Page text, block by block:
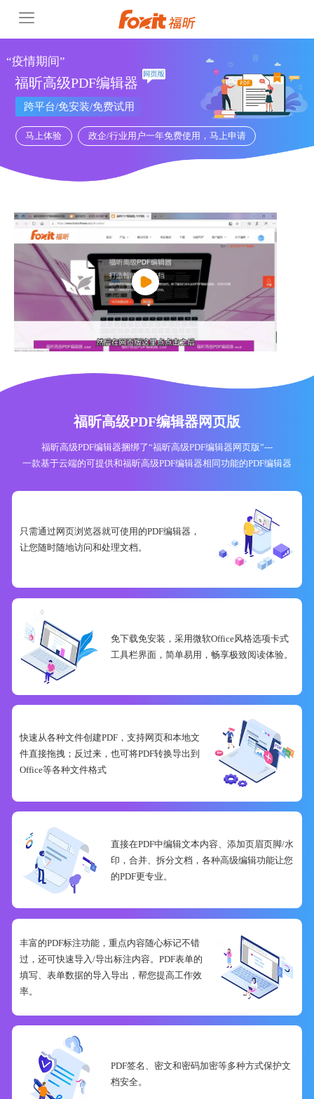
“疫情期间”
福昕高级PDF编辑器
跨平台/免安装/免费试用
马上体验 政企/行业用户一年免费使用，马上申请
福昕高级PDF编辑器网页版
福昕高级PDF编辑器捆绑了“福昕高级PDF编辑器网页版”---
一款基于云端的可提供和福昕高级PDF编辑器相同功能的PDF编辑器
只需通过网页浏览器就可使用的PDF编辑器，
让您随时随地访问和处理文档。
免下载免安装，采用微软Office风格选项卡式
工具栏界面，简单易用，畅享极致阅读体验。
快速从各种文件创建PDF，支持网页和本地文
件直接拖拽；反过来，也可将PDF转换导出到
Office等各种文件格式
直接在PDF中编辑文本内容、添加页眉页脚/水
印，合并、拆分文档，各种高级编辑功能让您
的PDF更专业。
丰富的PDF标注功能，重点内容随心标记不错
过，还可快速导入/导出标注内容。PDF表单的
填写、表单数据的导入导出，帮您提高工作效
率。
PDF签名、密文和密码加密等多种方式保护文
档安全。